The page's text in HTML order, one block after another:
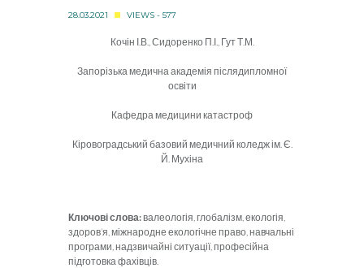
28.03.2021 VIEWS - 577
Кочін І.В., Сидоренко П.І., Гут Т.М.
Запорізька медична академія післядипломної
освіти
Кафедра медицини катастроф
Кіровоградський базовий медичний коледж ім. Є.
Й. Мухіна
Ключові слова:валеологія, глобалізм, екологія,
здоров’я, міжнародне екологічне право, навчальні
програми, надзвичайні ситуації, професійна
підготовка фахівців.